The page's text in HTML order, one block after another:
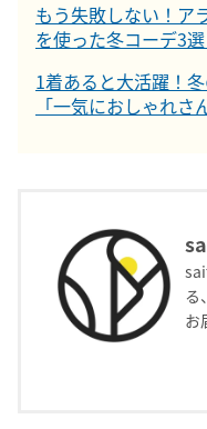
もう失敗しない！ア
を使った冬コーデ3
1着あると大活躍！
「一気におしゃれさ
る
お